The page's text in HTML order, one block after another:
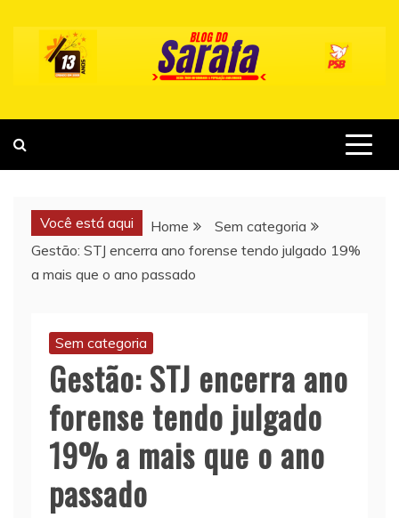
content
Você está aqui Home
Sem categoria
Gestão: STJ encerra ano forense tendo julgado 19%
a mais que o ano passado
Sem categoria
Gestão: STJ encerra ano
forense tendo julgado
19% a mais que o ano
passado